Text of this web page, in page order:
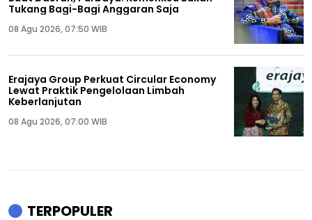
Tukang Bagi-Bagi Anggaran Saja
08 Agu 2026, 07:50 WIB
Erajaya Group Perkuat Circular Economy
Lewat Praktik Pengelolaan Limbah
Keberlanjutan
08 Agu 2026, 07:00 WIB
TERPOPULER